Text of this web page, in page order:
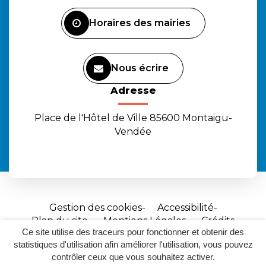
Ce site utilise des traceurs pour fonctionner et obtenir des
statistiques d'utilisation afin améliorer l'utilisation, vous pouvez
contrôler ceux que vous souhaitez activer.
Horaires des mairies
Nous écrire
Adresse
Place de l'Hôtel de Ville 85600 Montaigu-
Vendée
Gestion des cookies
Accessibilité
Plan du site
Mentions Légales
Crédits
Site
réalisé